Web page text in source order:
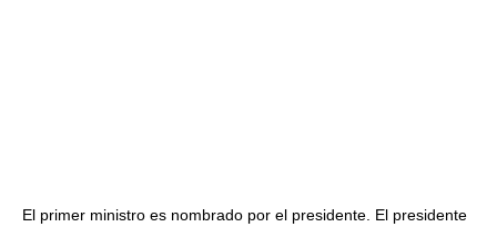
El primer ministro es nombrado por el presidente. El presidente